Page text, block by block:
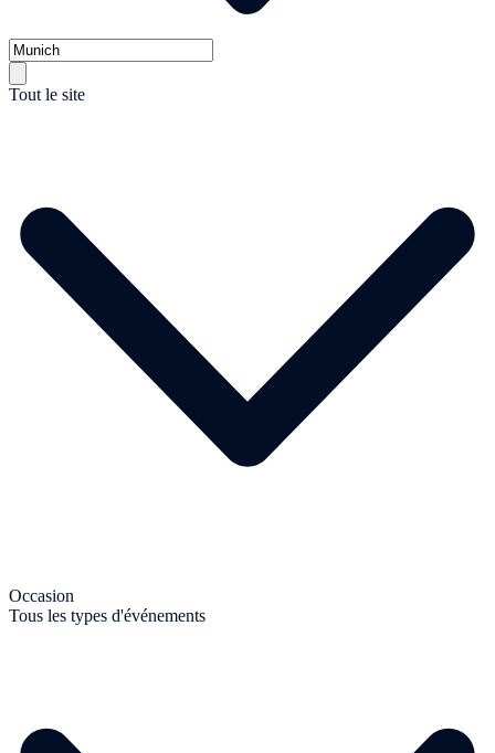
Tout le site
Occasion
Tous les types d'événements